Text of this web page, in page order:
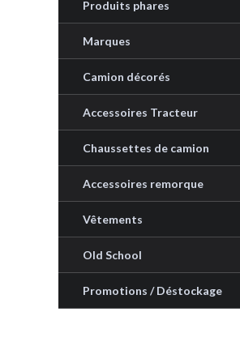
Produits phares
Marques
Camion décorés
Accessoires Tracteur
Chaussettes de camion
Accessoires remorque
Vêtements
Old School
Promotions / Déstockage